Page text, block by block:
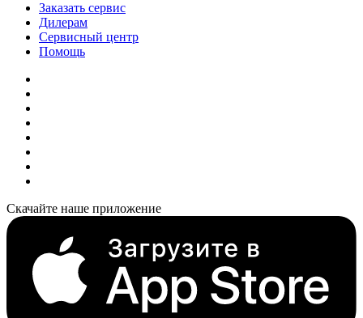
Заказать сервис
Дилерам
Сервисный центр
Помощь
Скачайте наше приложение